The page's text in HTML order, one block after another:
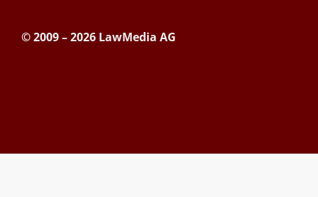
© 2009 – 2026 LawMedia AG